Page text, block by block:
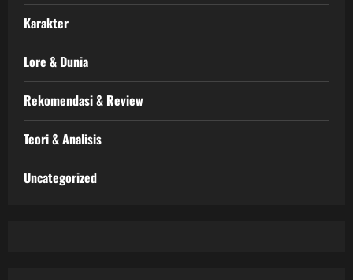
Karakter
Lore & Dunia
Rekomendasi & Review
Teori & Analisis
Uncategorized